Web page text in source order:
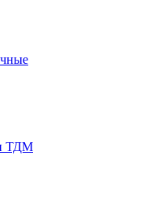
ТДМ